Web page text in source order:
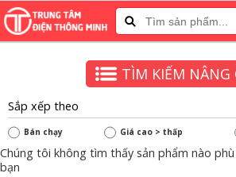
TÌM KIẾM NÂNG
Sắp xếp theo
Bán chạy Giá cao > thấp
Chúng tôi không tìm thấy sản phẩm nào
bạn